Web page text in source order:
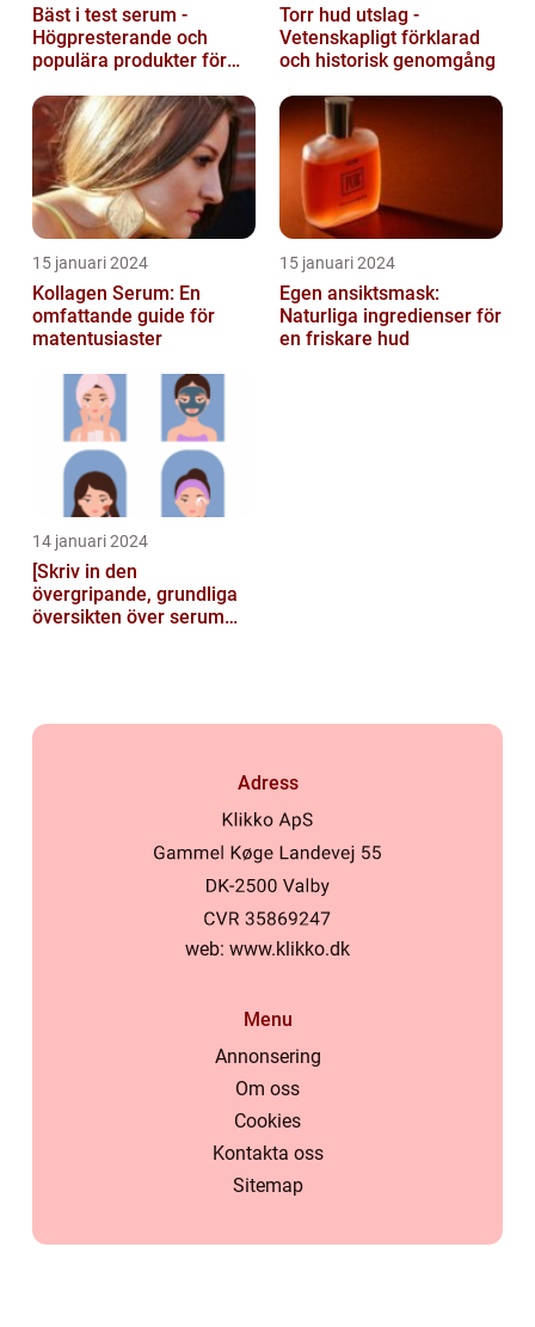
Bäst i test serum -
Högpresterande och
populära produkter för
Torr hud utslag -
Vetenskapligt förklarad
och historisk genomgång
15 januari 2024
Kollagen Serum: En
omfattande guide för
matentusiaster
15 januari 2024
Egen ansiktsmask:
Naturliga ingredienser för
en friskare hud
14 januari 2024
[Skriv in den
övergripande, grundliga
översikten över serum
Adress
web: www.klikko.dk
Menu
Annonsering
Om oss
Cookies
Kontakta oss
Sitemap